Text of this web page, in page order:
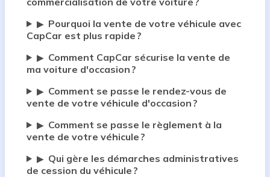
▶ Pourquoi la vente de votre véhicule avec
CapCar est plus rapide ?
▶ Comment CapCar sécurise la vente de
ma voiture d'occasion ?
▶ Comment se passe le rendez-vous de
vente de votre véhicule d'occasion ?
▶ Comment se passe le règlement à la
vente de votre véhicule ?
▶ Qui gère les démarches administratives
de cession du véhicule ?